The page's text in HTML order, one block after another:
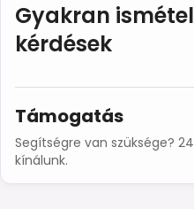
Gyakran
kérdések
Támogatás
Segítségre van szüksége?
kínálunk.